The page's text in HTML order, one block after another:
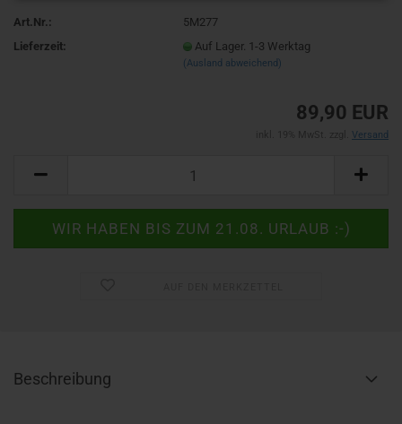
Art.Nr.:
5M277
Lieferzeit:
Auf Lager. 1-3 Werktag
(Ausland abweichend)
89,90 EUR
Versand
Beschreibung